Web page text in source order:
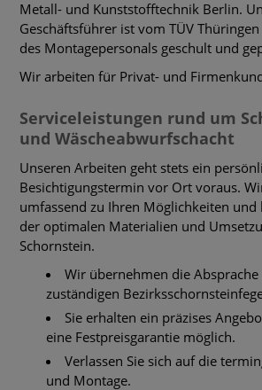
Metall- und Kunststofftechnik Berlin.
Geschäftsführer ist vom TÜV
des Montagepersonals geschult und
Wir arbeiten für Privat- und
Serviceleistungen rund um
und Wäscheabwurfschacht
Unseren Arbeiten geht stets ein
Besichtigungstermin vor Ort voraus.
umfassend zu Ihren Möglichkeiten und
der optimalen Materialien und
Schornstein.
Wir übernehmen die
zuständigen
Sie erhalten ein präzises
eine Festpreisgarantie möglich.
Verlassen Sie sich auf die
und Montage.